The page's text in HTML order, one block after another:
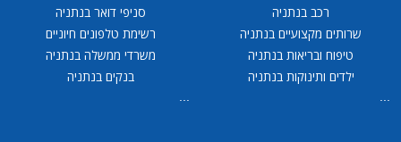
רכב בנתניה
שרותים מקצועיים בנתניה
טיפוח ובריאות בנתניה
ילדים ותינוקות בנתניה
סניפי דואר בנתניה
רשימת טלפונים חיוניים
משרדי ממשלה בנתניה
בנקים בנתניה